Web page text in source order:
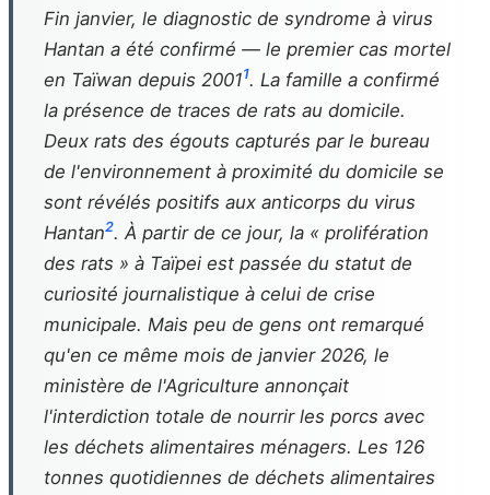
Fin janvier, le diagnostic de syndrome à virus
Hantan a été confirmé — le premier cas mortel
en Taïwan depuis 20011. La famille a confirmé
la présence de traces de rats au domicile.
Deux rats des égouts capturés par le bureau
de l'environnement à proximité du domicile se
sont révélés positifs aux anticorps du virus
Hantan2. À partir de ce jour, la « prolifération
des rats » à Taïpei est passée du statut de
curiosité journalistique à celui de crise
municipale. Mais peu de gens ont remarqué
qu'en ce même mois de janvier 2026, le
ministère de l'Agriculture annonçait
l'interdiction totale de nourrir les porcs avec
les déchets alimentaires ménagers. Les 126
tonnes quotidiennes de déchets alimentaires